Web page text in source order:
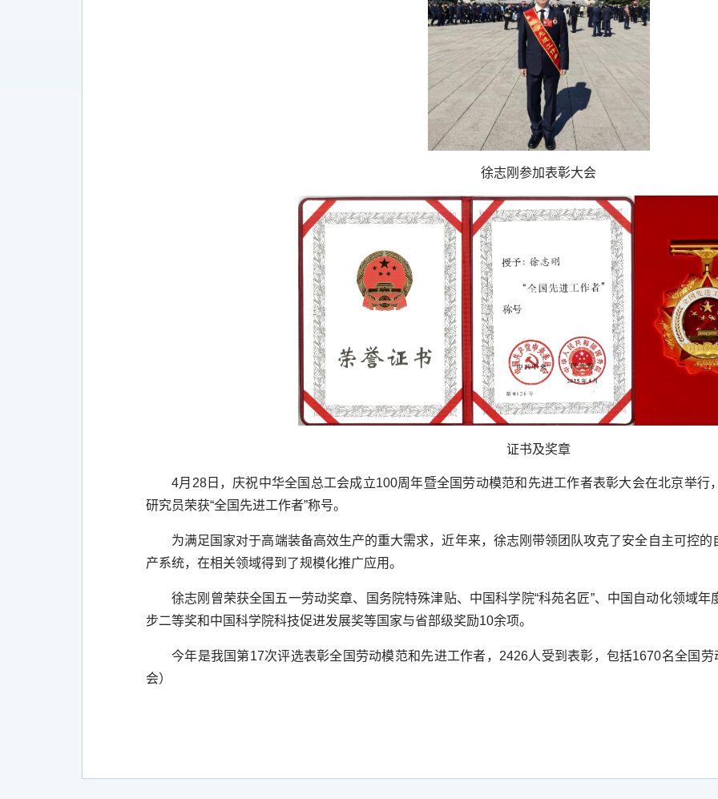
徐志刚参加表彰大会
证书及奖章
4月 28日，庆祝中华全国总工会成立100周年暨全国劳动模范和先进工作者表彰大会在北京举行
研究员荣获“全国先进工作者”称号。
为满足国家对于高端装备高效生产的重大需求，近年来，徐志刚带领团队攻克了安全自主可控
产系统，在相关领域得到了规模化推广应用。
徐志刚曾荣获全国五一劳动奖章、国务院特殊津贴、中国科学院“科苑名匠”、中国自动化领域
步二等奖和中国科学院科技促进发展奖等国家与省部级奖励10余项。
今年是我国第17次评选表彰全国劳动模范和先进工作者， 2426人受到表彰，包括1670名全国劳
会）